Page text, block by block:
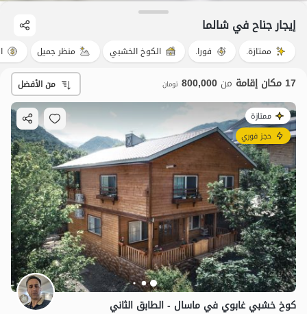
إيجار جناح في شالما
ممتازة. فورا. الكوخ الخشبي منظر جميل
17 مكان إقامة من 800,000 تومان من الأفضل
ممتازة
حجز فوري
كوخ خشبي غابوي في ماسال - الطابق الثاني